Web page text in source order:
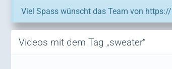
Viel Spass wünscht das Team von
Videos mit dem Tag „sweater“